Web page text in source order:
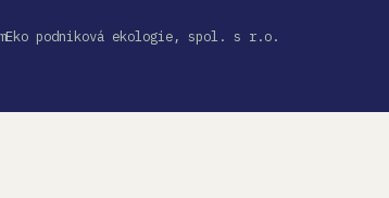
podniková ekologie, spol. s r.o.